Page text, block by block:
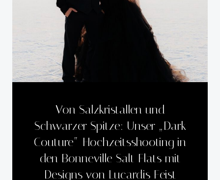
Von Salzkristallen und
Schwarzer Spitze: Unser „Dark
Couture“-Hochzeitsshooting in
den Bonneville Salt Flats mit
Designs von Lucardis Feist